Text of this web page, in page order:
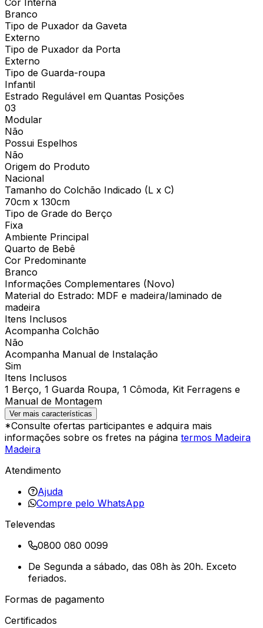
Branco
Tipo de Puxador da Gaveta
Externo
Tipo de Puxador da Porta
Externo
Tipo de Guarda-roupa
Infantil
Estrado Regulável em Quantas Posições
03
Modular
Não
Possui Espelhos
Não
Origem do Produto
Nacional
Tamanho do Colchão Indicado (L x C)
70cm x 130cm
Tipo de Grade do Berço
Fixa
Ambiente Principal
Quarto de Bebê
Cor Predominante
Branco
Informações Complementares (Novo)
Material do Estrado: MDF e madeira/laminado de
madeira
Itens Inclusos
Acompanha Colchão
Não
Acompanha Manual de Instalação
Sim
Itens Inclusos
1 Berço, 1 Guarda Roupa, 1 Cômoda, Kit Ferragens e
Manual de Montagem
Ver mais características
*Consulte ofertas participantes e adquira mais
informações sobre os fretes na página termos Madeira
Madeira
Atendimento
Ajuda
Compre pelo WhatsApp
Televendas
0800 080 0099
De Segunda a sábado, das 08h às 20h. Exceto
feriados.
Formas de pagamento
Certificados